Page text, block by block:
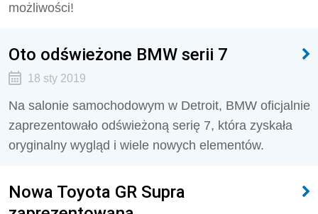
możliwości!
Oto odświeżone BMW serii 7
18 sty 2019
Na salonie samochodowym w Detroit, BMW oficjalnie
zaprezentowało odświeżoną serię 7, która zyskała
oryginalny wygląd i wiele nowych elementów.
Nowa Toyota GR Supra